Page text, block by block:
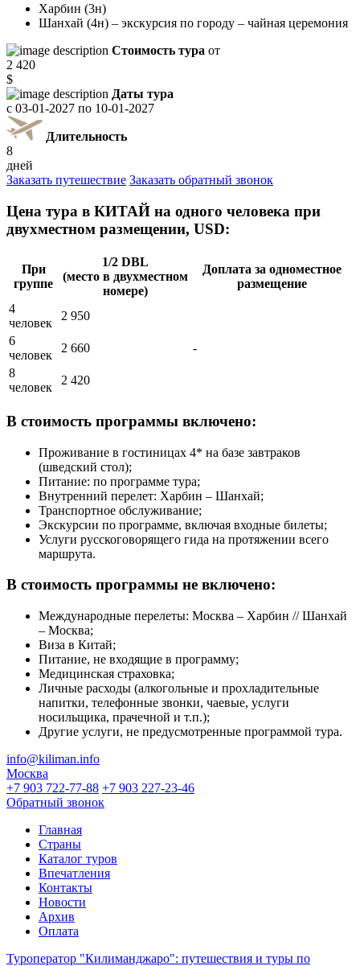
Харбин (3н)
Шанхай (4н) – экскурсия по городу – чайная церемония
Стоимость тура от
2 420
$
Даты тура
с 03-01-2027 по 10-01-2027
Длительность
8
дней
Заказать путешествие Заказать обратный звонок
Цена тура в КИТАЙ на одного человека при
двухместном размещении, USD:
При
группе
1/2 DBL
(место в двухместном
номере)
Доплата за одноместное
размещение
4
человек
2 950
-
6
человек
2 660
8
человек
2 420
В стоимость программы включено:
Проживание в гостиницах 4* на базе завтраков
(шведский стол);
Питание: по программе тура;
Внутренний перелет: Харбин – Шанхай;
Транспортное обслуживание;
Экскурсии по программе, включая входные билеты;
Услуги русскоговорящего гида на протяжении всего
маршрута.
В стоимость программы не включено:
Международные перелеты: Москва – Харбин // Шанхай
– Москва;
Виза в Китай;
Питание, не входящие в программу;
Медицинская страховка;
Личные расходы (алкогольные и прохладительные
напитки, телефонные звонки, чаевые, услуги
носильщика, прачечной и т.п.);
Другие услуги, не предусмотренные программой тура.
info@kiliman.info
Москва
+7 903 722-77-88 +7 903 227-23-46
Обратный звонок
Главная
Страны
Каталог туров
Впечатления
Контакты
Новости
Архив
Оплата
Туроператор "Килиманджаро": путешествия и туры по